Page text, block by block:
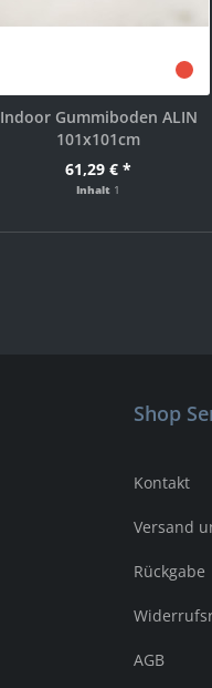
Indoor Gummiboden ALIN
101x101cm
61,29 € *
Inhalt 1
Shop
Kontakt
Versand
Rückgabe
AGB